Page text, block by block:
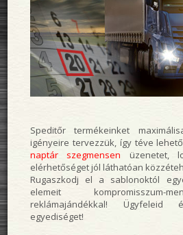
Speditőr termékeinket
igényeire tervezzük, így téve
naptár szegmensen üzenetet,
elérhetőséget jól láthatóan
Rugaszkodj el a sablonoktól
elemeit kompromisszum-
reklámajándékkal!
egyediséget!